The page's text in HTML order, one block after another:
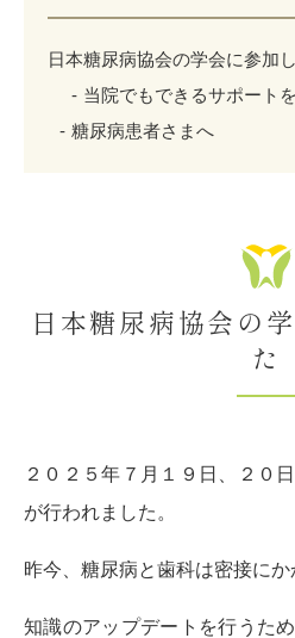
日本糖尿病協会の学会に参加
当院でもできるサポートを
糖尿病患者さまへ
日本糖尿病協会の
た
２０２５年７月１９日、２０
が行われました。
昨今、糖尿病と歯科は密接にか
知識のアップデートを行うた